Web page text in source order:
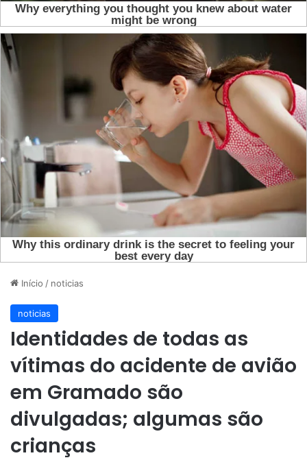
Início / noticias
noticias
Identidades de todas as
vítimas do acidente de avião
em Gramado são
divulgadas; algumas são
crianças